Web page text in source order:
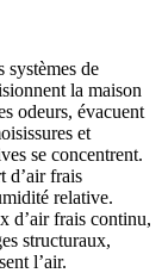
systèmes de
la maison
odeurs, évacuent
et
se concentrent.
d’air frais
relative.
d’air frais continu,
structuraux,
l’air.